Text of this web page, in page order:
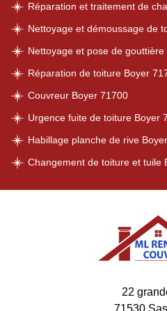
Réparation et traitement de
Nettoyage et démoussage de
Nettoyage et pose de
Réparation de toiture Boyer
Couvreur Boyer 71700
Urgence fuite de toiture Boyer
Habillage planche de rive
Changement de toiture et tuile
22
71530